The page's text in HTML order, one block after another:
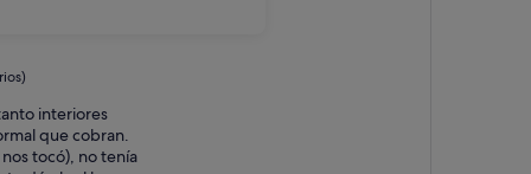
interiores
que cobran.
tocó), no tenía